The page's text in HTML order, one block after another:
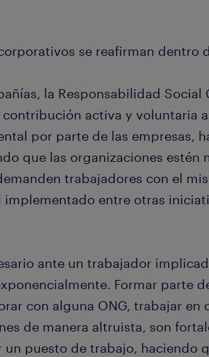
se reafirman dentro
la Responsabilidad Social
activa y voluntaria
por parte de las empresas,
que las organizaciones estén
trabajadores con el
implementado entre otras
ante un trabajador
Formar parte
con alguna ONG, trabajar en
de manera altruista, son
un puesto de trabajo, haciendo